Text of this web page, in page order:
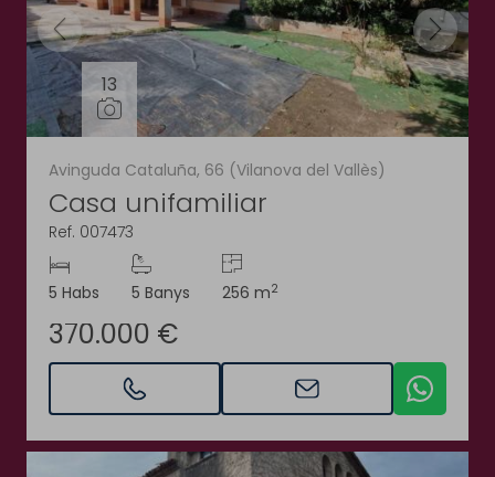
13
Avinguda Cataluña, 66 (Vilanova del Vallès)
Casa unifamiliar
Ref. 007473
5 Habs 5 Banys 256 m2
370.000 €